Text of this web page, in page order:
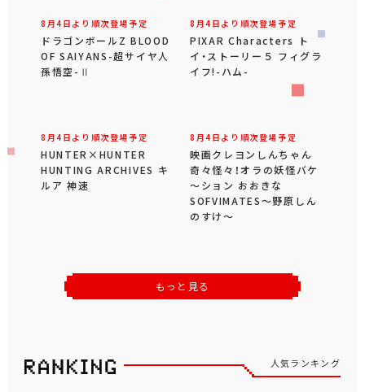
8月4日より順次登場予定
ドラゴンボールZ BLOOD
OF SAIYANS-超サイヤ人
孫悟空-Ⅱ
8月4日より順次登場予定
PIXAR Characters ト
イ・ストーリー５ フィグラ
イフ!-ハム-
8月4日より順次登場予定
HUNTER×HUNTER
HUNTING ARCHIVES キ
ルア 神速
8月4日より順次登場予定
映画クレヨンしんちゃん
奇々怪々！オラの妖怪バケ
～ション おおきな
SOFVIMATES～野原しん
のすけ～
もっと見る
人気ランキング